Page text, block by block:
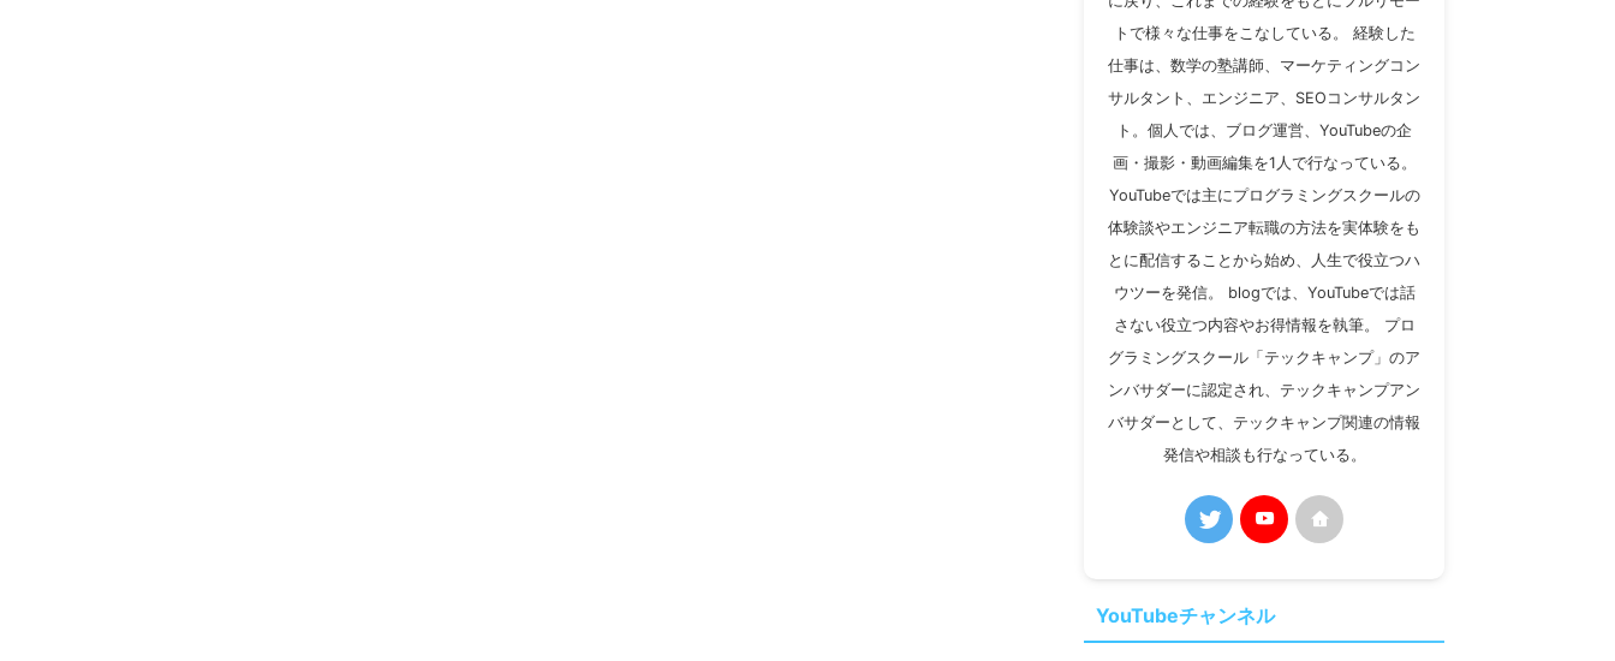
トで様々な仕事をこなしている。 経験した
仕事は、数学の塾講師、マーケティングコン
サルタント、エンジニア、SEOコンサルタン
ト。個人では、ブログ運営、YouTubeの企
画・撮影・動画編集を1人で行なっている。
YouTubeでは主にプログラミングスクールの
体験談やエンジニア転職の方法を実体験をも
とに配信することから始め、人生で役立つハ
ウツーを発信。 blogでは、YouTubeでは話
さない役立つ内容やお得情報を執筆。 プロ
グラミングスクール「テックキャンプ」のア
ンバサダーに認定され、テックキャンプアン
バサダーとして、テックキャンプ関連の情報
発信や相談も行なっている。
YouTubeチャンネル